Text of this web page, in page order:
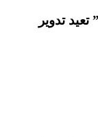
تدوير